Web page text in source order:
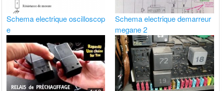
Schema electrique oscilloscop
e
Schema electrique demarreur
megane 2